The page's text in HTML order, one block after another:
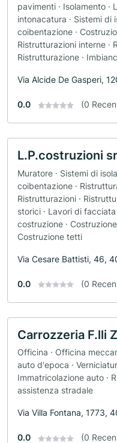
pavimenti · Isolamento ·
intonacatura · Sistemi di
coibentazione ·
Ristrutturazioni interne ·
Ristrutturazione ·
Via Alcide De Gasperi,
0.0 (0
L.P.costruzioni
Muratore · Sistemi di
coibentazione ·
Ristrutturazioni ·
storici · Lavori di facciata
costruzione ·
Costruzione tetti
Via Cesare Battisti, 46,
0.0 (0
Carrozzeria F.lli
Officina · Officina
auto d'epoca ·
Immatricolazione auto ·
assistenza stradale
Via Villa Fontana, 1773,
0.0 (0